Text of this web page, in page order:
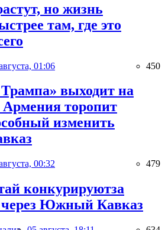
но жизнь
там, где это
01:06 450
выходит на
Армения торопит
изменить
00:32 479
конкурируютза
Южный Кавказ